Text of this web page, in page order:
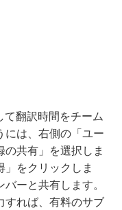
翻訳時間をチーム
には、右側の「ユー
共有」を選択しま
をクリックしま
ーと共有します。
すれば、有料のサブ